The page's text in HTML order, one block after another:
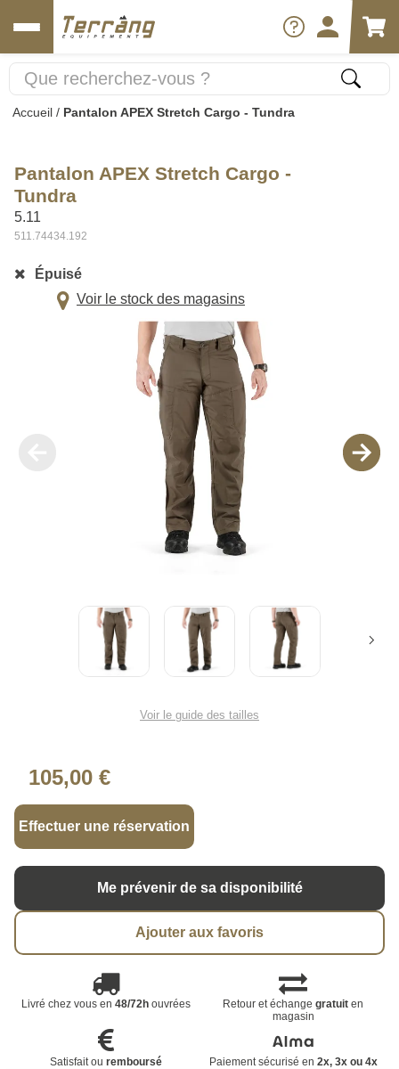
Accueil / Pantalon APEX Stretch Cargo - Tundra
Pantalon APEX Stretch Cargo -
Tundra
5.11
511.74434.192
Épuisé
Voir le stock des magasins
Voir le guide des tailles
105,00 €
Effectuer une réservation
Me prévenir de sa disponibilité
Ajouter aux favoris
Livré chez vous en 48/72houvrées Retour et échangegratuit en
magasin
Satisfait ou remboursé Paiement sécurisé en 2x, 3x ou 4x